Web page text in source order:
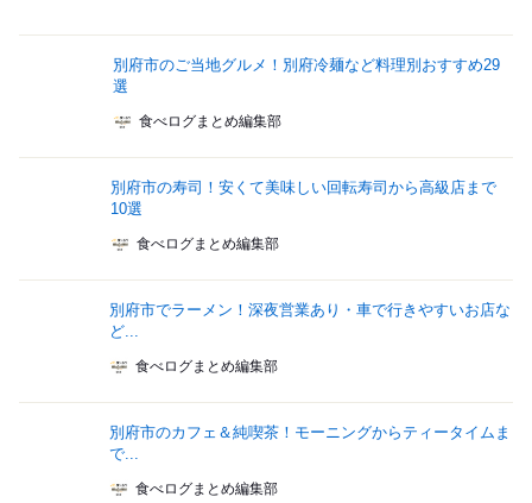
別府市のご当地グルメ！別府冷麺など料理別おすすめ29
選
食べログまとめ編集部
別府市の寿司！安くて美味しい回転寿司から高級店まで
10選
食べログまとめ編集部
別府市でラーメン！深夜営業あり・車で行きやすいお店な
ど...
食べログまとめ編集部
別府市のカフェ＆純喫茶！モーニングからティータイムま
で...
食べログまとめ編集部